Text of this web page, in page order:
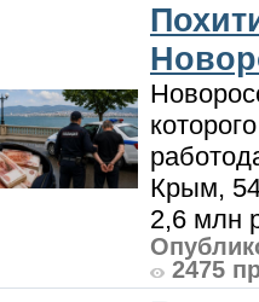
Крым,
2,6 млн
2475